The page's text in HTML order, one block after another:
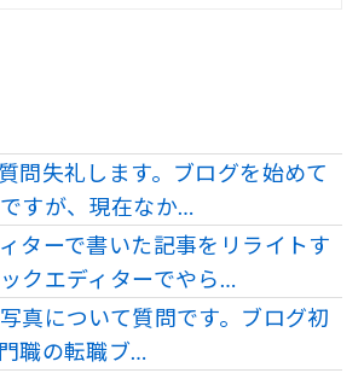
問失礼します。ブログを始めて
すが、現在なか…
ターで書いた記事をリライトす
クエディターでやら…
真について質問です。ブログ初
職の転職ブ…